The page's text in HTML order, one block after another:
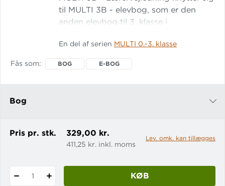
til MULTI 3B - elevbog, som er den
anden elevbog til 3. klasse i
om systemet MULTI 3B -
En del af serien MULTI 0.-3. klasse
Fås som BOG E-BOG
Bog
e-bog
Pris pr. stk. 329,00 kr.
411,25 kr. inkl. moms
Lev. omk. kan tillægges
1 KØB